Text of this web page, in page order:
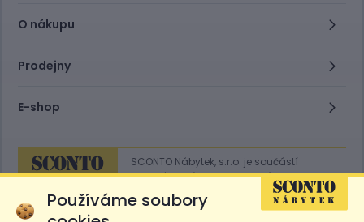
O nákupu
Prodejny
E-shop
SCONTO Nábytek, s.r.o. je součástí
mezinárodního řetězce, který provozuje
obchodní domy
Sconto.
Používáme soubory